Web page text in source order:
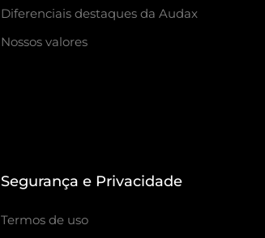
Diferenciais destaques da Audax
Nossos valores
Segurança e Privacidade
Termos de uso